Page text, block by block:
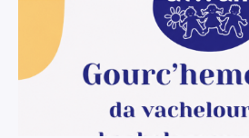
+Lire la suite